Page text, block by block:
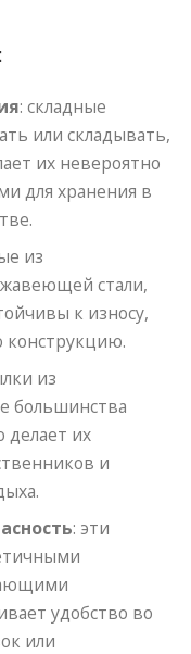
: складные
или складывать,
их невероятно
для хранения в
из
стали,
к износу,
конструкцию.
из
большинства
делает их
и
: эти
удобство во
или